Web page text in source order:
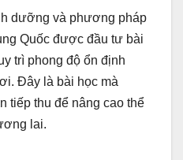
dưỡng và phương pháp
Quốc được đầu tư bài
trì phong độ ổn định
Đây là bài học mà
tiếp thu để nâng cao thể
lai.